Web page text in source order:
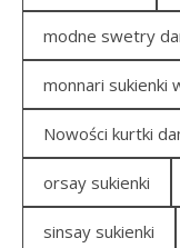
modne swetry
monnari sukienki
Nowości kurtki
orsay sukienki
sinsay sukienki